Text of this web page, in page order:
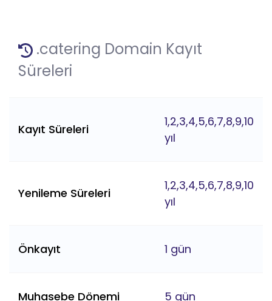
.catering Domain Kayıt
Süreleri
Kayıt Süreleri
1,2,3,4,5,6,7,8,9,10
yıl
Yenileme Süreleri
1,2,3,4,5,6,7,8,9,10
yıl
Önkayıt 1 gün
Muhasebe Dönemi 5 gün